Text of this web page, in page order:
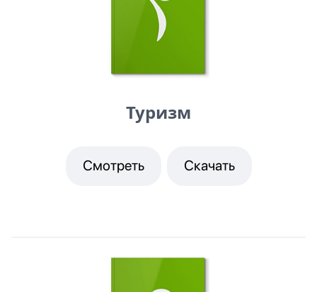
Туризм
Смотреть Скачать